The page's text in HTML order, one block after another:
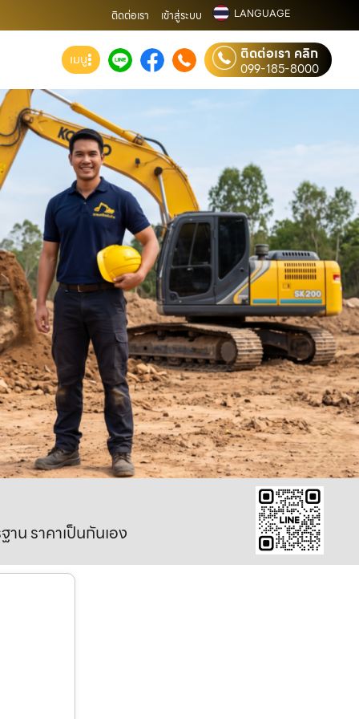
ติดต่อเรา เข้าสู่ระบบ LANGUAGE
เมนู ติดต่อเรา คลิก
099-185-8000
น ราคาเป็นกันเอง